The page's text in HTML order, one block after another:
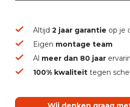
Altijd 2 jaar garantie op je
Eigen montage team
Al meer dan 80 jaar
100% kwaliteit tegen